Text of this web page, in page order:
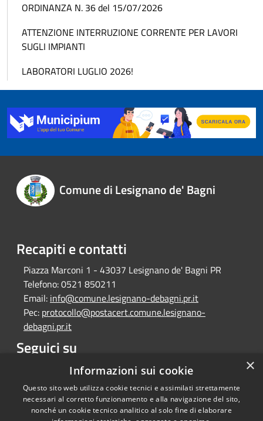
ORDINANZA N. 36 del 15/07/2026
ATTENZIONE INTERRUZIONE CORRENTE PER LAVORI
SUGLI IMPIANTI
LABORATORI LUGLIO 2026!
Comune di Lesignano de' Bagni
Recapiti e contatti
Piazza Marconi 1 - 43037 Lesignano de' Bagni PR
Telefono:0521 850211
Email: info@comune.lesignano-debagni.pr.it
Pec: protocollo@postacert.comune.lesignano-
debagni.pr.it
Seguici su
Facebook ×
Informazioni sui cookie
Questo sito web utilizza cookie tecnici e assimilati strettamente
necessari al corretto funzionamento e alla navigazione del sito,
nonché un cookie tecnico analitico al solo fine di elaborare